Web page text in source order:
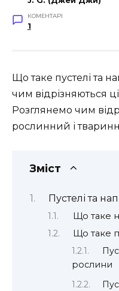
КОМЕНТАРІ
1
Що таке пустелі та
чим відрізняються
Розглянемо чим
рослинний і
Зміст
Пустелі та
Що таке
Що таке
рослини